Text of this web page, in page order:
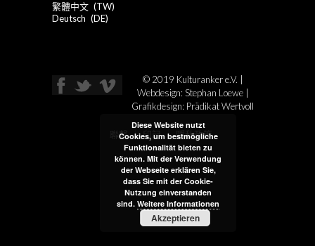
繁體中文
TW
Deutsch
DE
© 2019 Kulturanker e.V. |
Webdesign: Stephan Loewe |
Grafikdesign: Prädikat Wertvoll
聯繫 印記 隱私政策
Diese Website nutzt
Cookies, um bestmögliche
Funktionalität bieten zu
können. Mit der Verwendung
der Webseite erklären Sie,
dass Sie mit der Cookie-
Nutzung einverstanden
sind. Weitere Informationen
Akzeptieren